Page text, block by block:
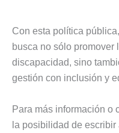
Con esta política
busca no sólo promover
discapacidad, sino
gestión con inclusión y
Para más información o
la posibilidad de